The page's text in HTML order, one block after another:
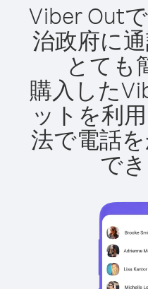
Viber Out
治政府に
とても
購入した
ットを利
法で電話
でき